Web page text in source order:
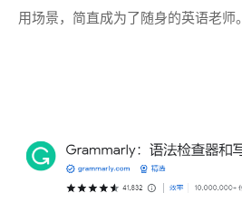
用场景，简直成为了随身的英语老师。